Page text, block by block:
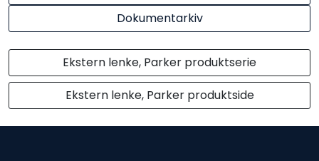
Dokumentarkiv
Ekstern lenke, Parker produktserie
Ekstern lenke, Parker produktside